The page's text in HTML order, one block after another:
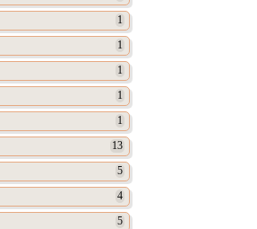
1
1
1
1
1
13
5
4
5